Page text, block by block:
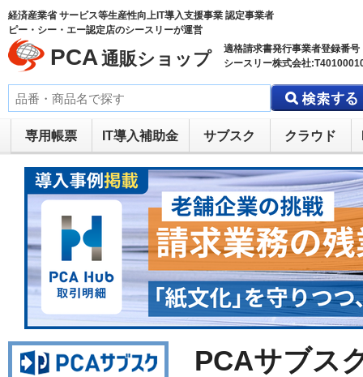
経済産業省 サービス等生産性向上IT導入支援事業 認定事業者
ピー・シー・エー認定店のシースリーが運営
PCA 通販ショップ
適格請求書発行事業者登録番号
シースリー株式会社
専用帳票 IT導入補助金 サブスク クラウド
PCAサブス